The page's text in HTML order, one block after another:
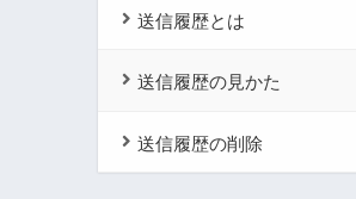
送信履歴とは
送信履歴の見かた
送信履歴の削除